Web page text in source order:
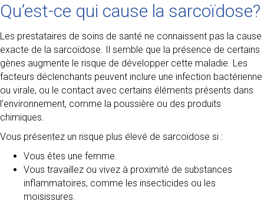
Qu’est-ce qui cause la sarcoïdose?
Les prestataires de soins de santé ne connaissent pas la cause
exacte de la sarcoïdose. Il semble que la présence de certains
gènes augmente le risque de développer cette maladie. Les
facteurs déclenchants peuvent inclure une infection bactérienne
ou virale, ou le contact avec certains éléments présents dans
l’environnement, comme la poussière ou des produits
chimiques.
Vous présentez un risque plus élevé de sarcoïdose si :
Vous êtes une femme.
Vous travaillez ou vivez à proximité de substances
inflammatoires, comme les insecticides ou les
moisissures.